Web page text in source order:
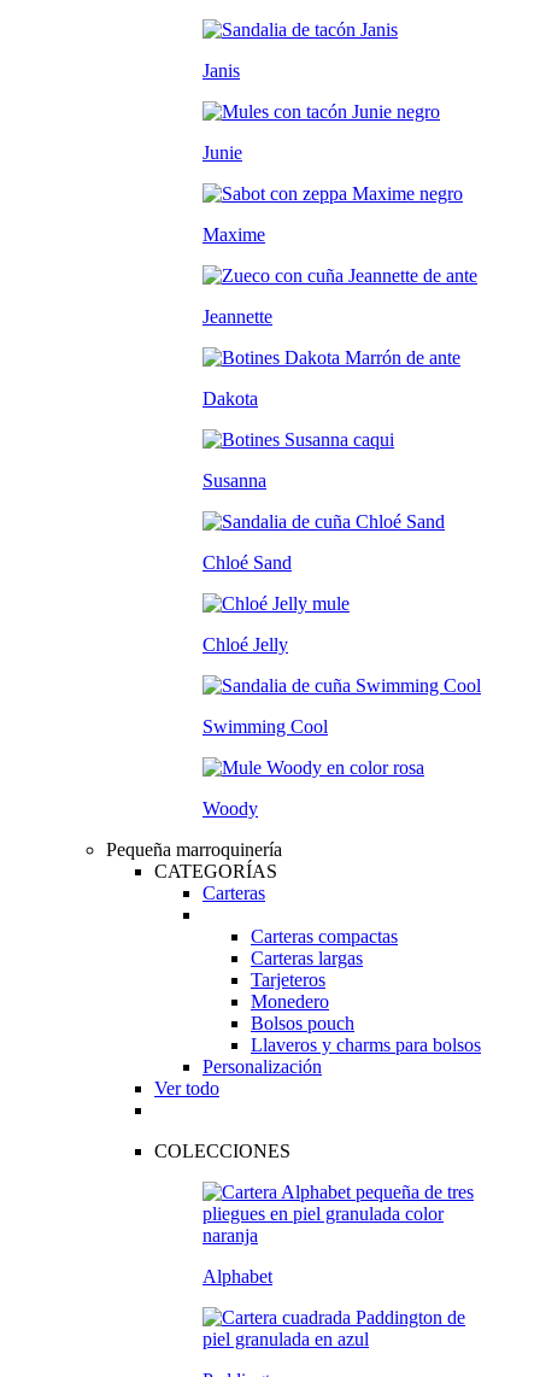
Janis
Junie
Maxime
Jeannette
Dakota
Susanna
Chloé Sand
Chloé Jelly
Swimming Cool
Woody
Pequeña marroquinería
CATEGORÍAS
Carteras
Carteras compactas
Carteras largas
Tarjeteros
Monedero
Bolsos pouch
Llaveros y charms para bolsos
Personalización
Ver todo
COLECCIONES
Alphabet